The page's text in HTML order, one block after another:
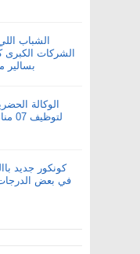
الشباب
الشركات الكبرى
بسالير
الوكالة
كونكور جديد
في بعض